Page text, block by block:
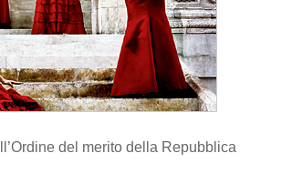
del merito della Repubblica